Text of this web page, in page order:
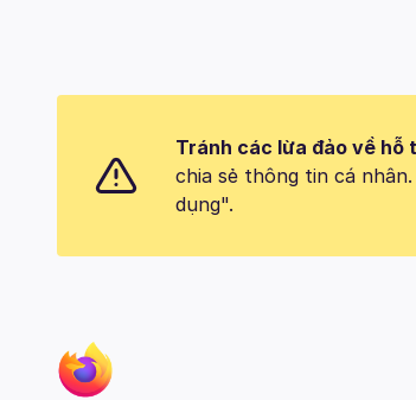
Tránh các lừa đảo về hỗ
chia sẻ thông tin cá
dụng".